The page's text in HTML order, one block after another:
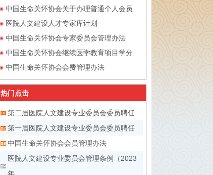
中国生命关怀协会关于办理普通个人会员
医院人文建设人才专家库计划
中国生命关怀协会专家委员会管理办法
中国生命关怀协会继续医学教育项目学分
中国生命关怀协会会费管理办法
热门点击
第二届医院人文建设专业委员会委员聘任
第一届医院人文建设专业委员会委员聘任
中国生命关怀协会会员管理办法
医院人文建设专业委员会管理条例（2023